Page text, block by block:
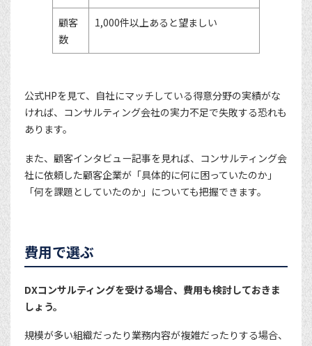
顧客
数
1,000件以上あると望ましい
公式HPを見て、自社にマッチしている得意分野の実績がな
ければ、コンサルティング会社の実力不足で失敗する恐れも
あります。
また、顧客インタビュー記事を見れば、コンサルティング会
社に依頼した顧客企業が「具体的に何に困っていたのか」
「何を課題としていたのか」についても把握できます。
費用で選ぶ
DXコンサルティングを受ける場合、費用も検討しておきま
しょう。
規模が多い組織だったり業務内容が複雑だったりする場合、